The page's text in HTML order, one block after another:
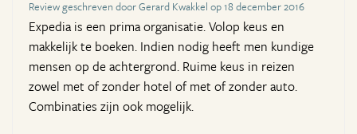
Review geschreven door Gerard Kwakkel op 18 december 2016
Expedia is een prima organisatie. Volop keus en
makkelijk te boeken. Indien nodig heeft men kundige
mensen op de achtergrond. Ruime keus in reizen
zowel met of zonder hotel of met of zonder auto.
Combinaties zijn ook mogelijk.